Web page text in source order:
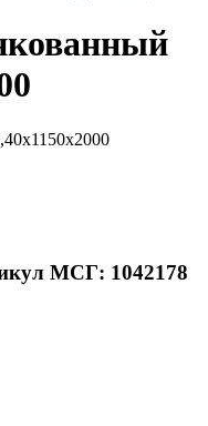
МСГ: 1042178